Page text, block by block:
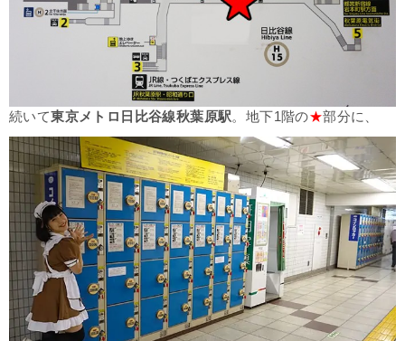
続いて東京メトロ日比谷線秋葉原駅。地下1階の★部分に、